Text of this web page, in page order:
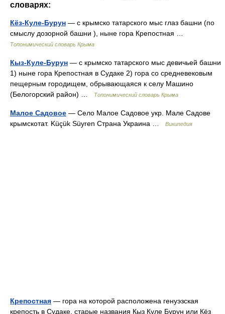
словарях:
Кёз-Куле-Бурун — с крымско татарского мыс глаз башни (по
смыслу дозорной башни ), ныне гора Крепостная …
Топонимический словарь Крыма
Кыз-Куле-Бурун — с крымско татарского мыс девичьей башни
1) ныне гора Крепостная в Судаке 2) гора со средневековым
пещерным городищем, обрывающаяся к селу Машино
(Белогорский район) …
Топонимический словарь Крыма
Малое Садовое — Село Малое Садовое укр. Мале Садове
крымскотат. Küçük Süyren Страна Украина …
Википедия
Крепостная — гора на которой расположена генуэзская
крепость в Судаке, старые названия Кыз Куле Бурун или Кёз